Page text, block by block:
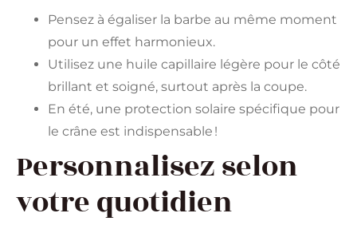
Pensez à égaliser la barbe au même moment
pour un effet harmonieux.
Utilisez une huile capillaire légère pour le côté
brillant et soigné, surtout après la coupe.
En été, une protection solaire spécifique pour
le crâne est indispensable !
Personnalisez selon
votre quotidien